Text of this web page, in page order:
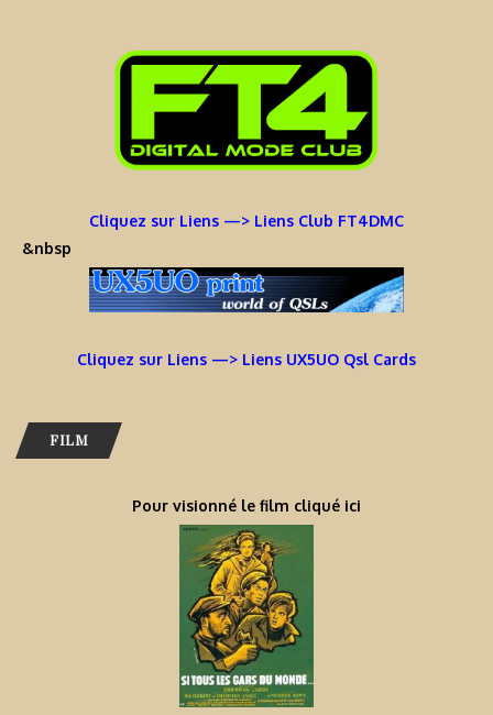
Cliquez sur Liens —> Liens Club FT4DMC
&nbsp
Cliquez sur Liens —> Liens UX5UO Qsl Cards
FILM
Pour visionné le film cliqué ici